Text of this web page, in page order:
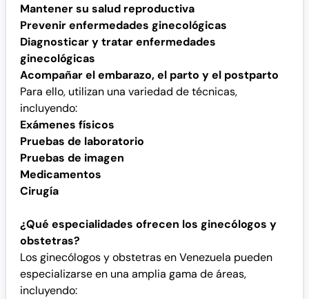
Mantener su salud reproductiva
Prevenir enfermedades ginecológicas
Diagnosticar y tratar enfermedades
ginecológicas
Acompañar el embarazo, el parto y el postparto
Para ello, utilizan una variedad de técnicas,
incluyendo:
Exámenes físicos
Pruebas de laboratorio
Pruebas de imagen
Medicamentos
Cirugía
¿Qué especialidades ofrecen los ginecólogos y
obstetras?
Los ginecólogos y obstetras en Venezuela pueden
especializarse en una amplia gama de áreas,
incluyendo: